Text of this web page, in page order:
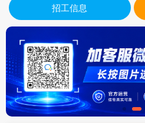
招工信息